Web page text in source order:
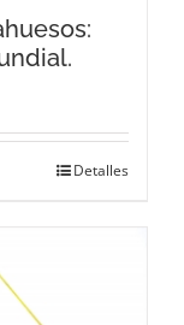
Detalles